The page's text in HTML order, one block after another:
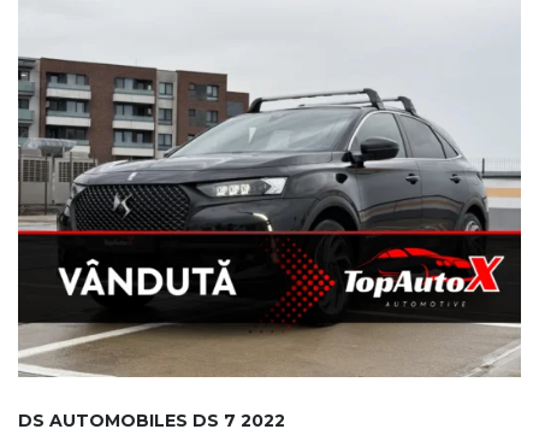
DS AUTOMOBILES DS 7 2022